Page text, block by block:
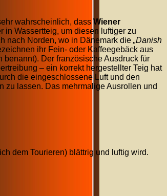
wahrscheinlich, dass Wiener
in Wassertteig, um diesen luftiger zu
nach Norden, wo in Dänemark die „Danish
ihr Fein- oder Kaffeegebäck aus
benannt). Der französische Ausdruck für
– ein korrekt hergestellter Teig hat
die eingeschlossene Luft und den
zu lassen. Das mehrmalige Ausrollen und
dem Tourieren) blättrig und luftig wird.